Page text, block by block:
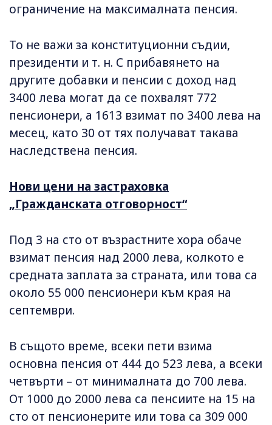
ограничение на максималната пенсия.
То не важи за конституционни съдии,
президенти и т. н. С прибавянето на
другите добавки и пенсии с доход над
3400 лева могат да се похвалят 772
пенсионери, а 1613 взимат по 3400 лева на
месец, като 30 от тях получават такава
наследствена пенсия.
Нови цени на застраховка
„Гражданската отговорност“
Под 3 на сто от възрастните хора обаче
взимат пенсия над 2000 лева, колкото е
средната заплата за страната, или това са
около 55 000 пенсионери към края на
септември.
В същото време, всеки пети взима
основна пенсия от 444 до 523 лева, а всеки
четвърти – от минималната до 700 лева.
От 1000 до 2000 лева са пенсиите на 15 на
сто от пенсионерите или това са 309 000